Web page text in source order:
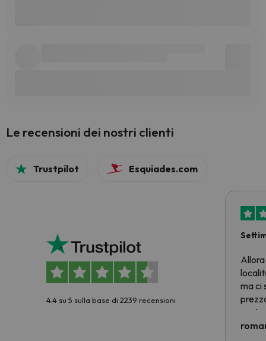
Le recensioni dei nostri clienti
Trustpilot Esquiades.com
4.4 su 5 sulla base di 2239 recensioni
Allora
ma ci